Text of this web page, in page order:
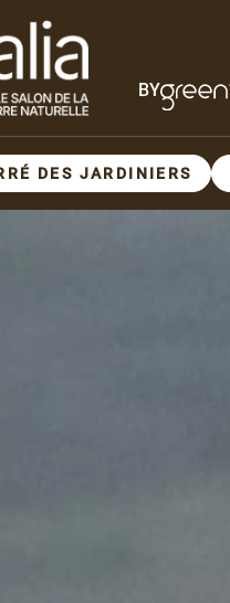
BY
DES JARDINIERS